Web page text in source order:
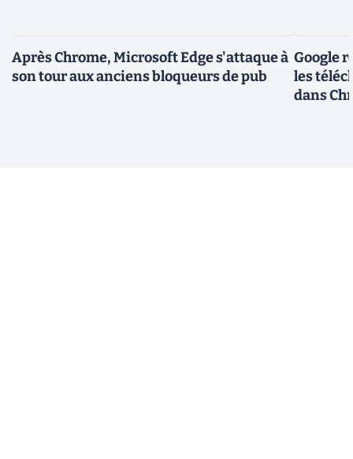
Après Chrome, Microsoft Edge s'attaque à
son tour aux anciens bloqueurs de pub
Google
les
dans